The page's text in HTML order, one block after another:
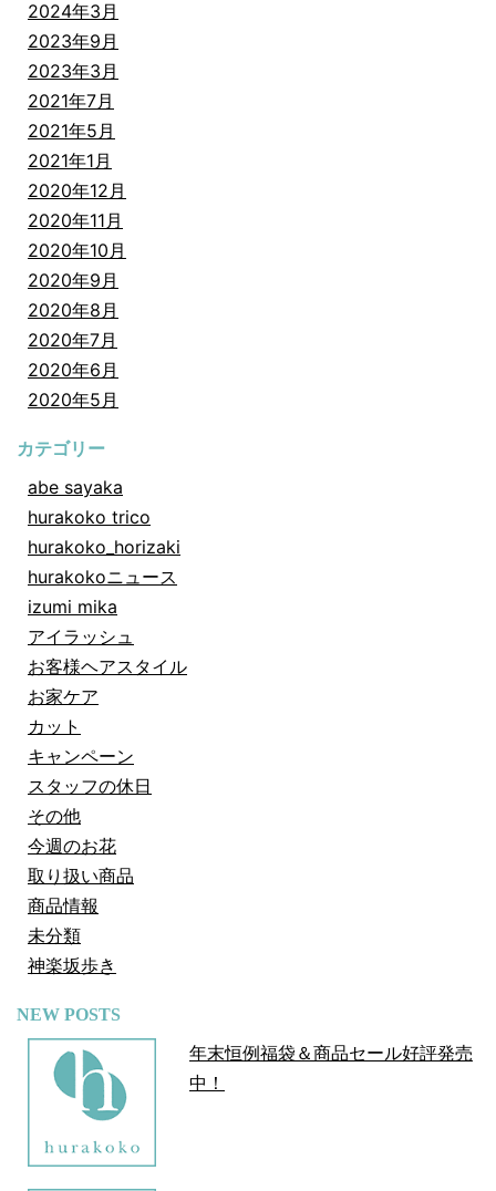
2024年3月
2023年9月
2023年3月
2021年7月
2021年5月
2021年1月
2020年12月
2020年11月
2020年10月
2020年9月
2020年8月
2020年7月
2020年6月
2020年5月
カテゴリー
abe sayaka
hurakoko trico
hurakoko_horizaki
hurakokoニュース
izumi mika
アイラッシュ
お客様ヘアスタイル
お家ケア
カット
キャンペーン
スタッフの休日
その他
今週のお花
取り扱い商品
商品情報
未分類
神楽坂歩き
NEW POSTS
年末恒例福袋＆商品セール好評発売
中！